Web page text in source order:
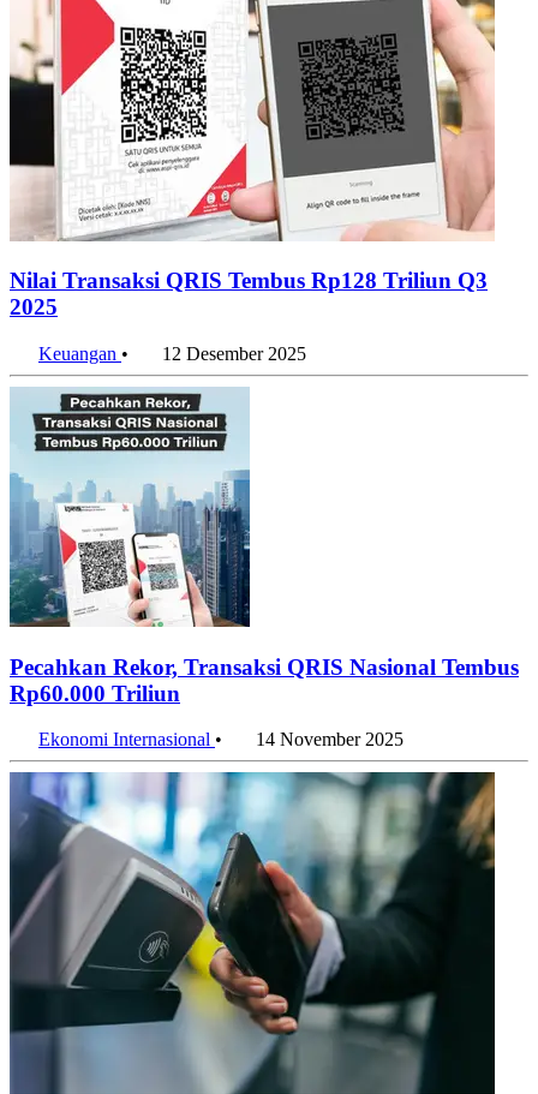
Nilai Transaksi QRIS Tembus Rp128 Triliun Q3
Keuangan• 12 Desember 2025
Pecahkan Rekor, Transaksi QRIS Nasional Tembus
Rp60.000 Triliun
Ekonomi Internasional• 14 November 2025